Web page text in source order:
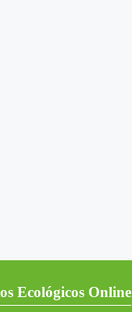
Ecológicos Online